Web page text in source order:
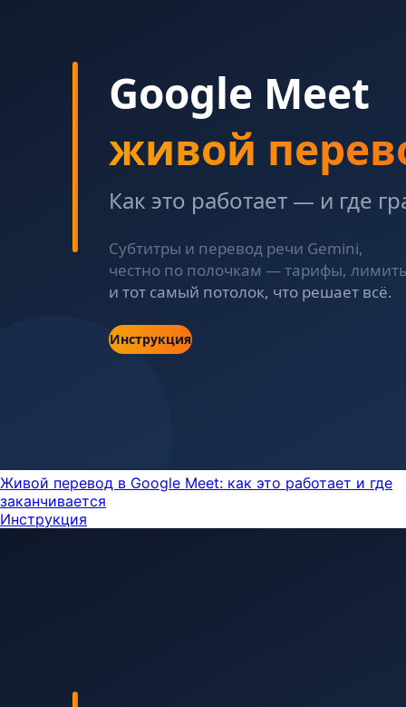
Живой перевод в Google Meet: как это работает и где
заканчивается
Инструкция